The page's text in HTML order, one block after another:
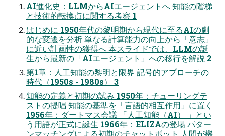
AI進化史：LLMからAIエージェントへ 知能の階梯
と技術的転換点に関する考察 1
はじめに 1950年代の黎明期から現代に至るAIの劇
的な変遷を分析 単なる計算能力の向上から「意志」
に近い計画性の獲得へ 本スライドでは、LLMの誕
生から最新の「AIエージェント」への移行を解説 2
第1章：人工知能の黎明と限界 記号的アプローチの
時代（1950s - 1980s） 3
知能の定義と初期の試み 1950年：チューリングテ
ストの提唱 知能の基準を「言語的相互作用」に置く
1956年：ダートマス会議 「人工知能（AI） 」とい
う用語が正式に誕生 1966年：ELIZAの登場 パター
ンマッチングによる初期のチャットボット 人間が機